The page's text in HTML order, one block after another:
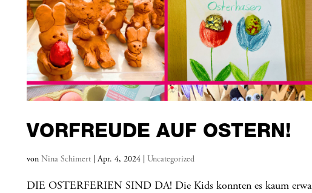
VORFREUDE AUF OSTERN!
von Nina Schimert |Apr. 4, 2024 Uncategorized
DIE OSTERFERIEN SIND DA! Die Kids konnten es kaum